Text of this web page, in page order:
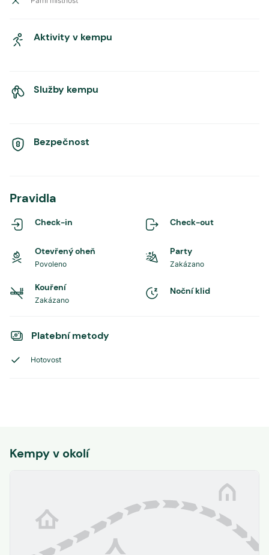
Aktivity v kempu
Služby kempu
Bezpečnost
Pravidla
Check-in Check-out
Otevřený oheň
Povoleno
Party
Zakázano
Kouření
Zakázano
Noční klid
Platební metody
Hotovost
Kempy v okolí